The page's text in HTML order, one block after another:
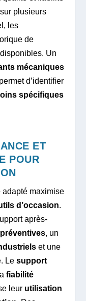
plusieurs
les
de
Un
mécaniques
permet d’identifier
spécifiques
ET
POUR
adapté maximise
d’occasion.
après-
, un
et une
Lesupport
fiabilité
leur utilisation